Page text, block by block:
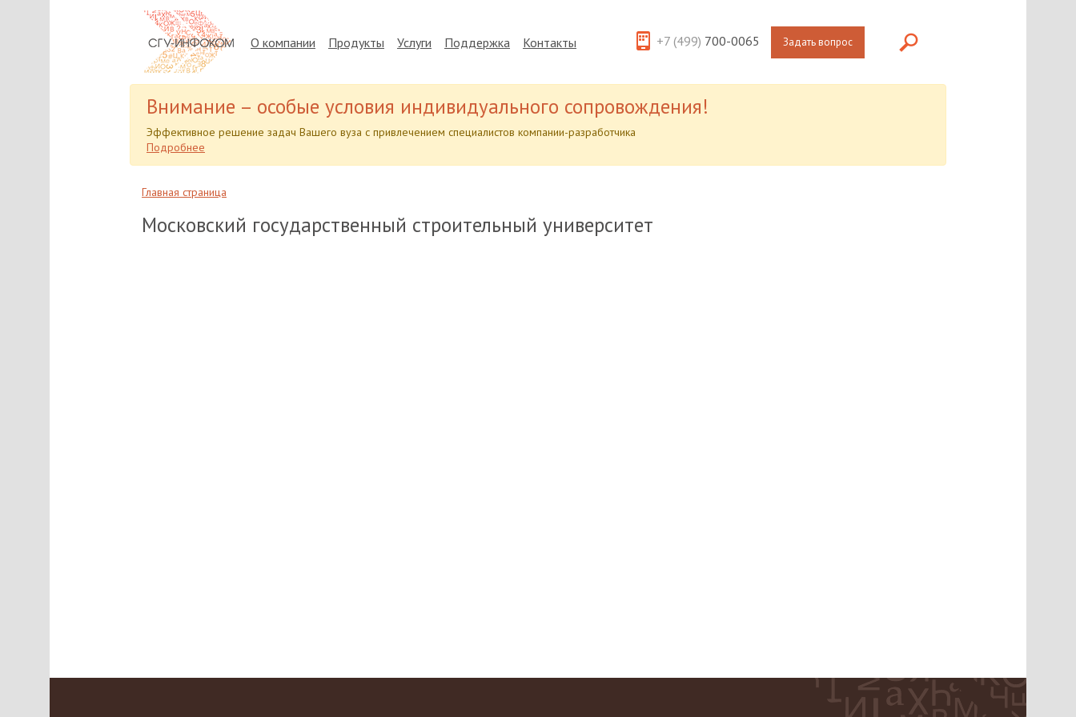
О компании Продукты Услуги Поддержка Контакты +7 (499) 700-0065 Задать вопрос
Внимание – особые условия индивидуального сопровождения!
Эффективное решение задач Вашего вуза с привлечением специалистов компании-разработчика
Подробнее
Главная страница
Московский государственный строительный университет